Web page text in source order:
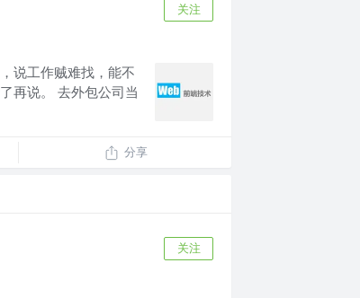
关注
说工作贼难找，能不
再说。 去外包公司当
分享
关注